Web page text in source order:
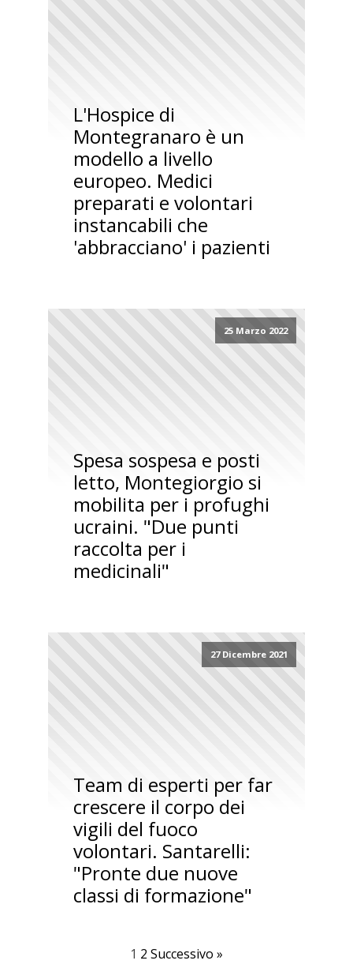
L'Hospice di
Montegranaro è un
modello a livello
europeo. Medici
preparati e volontari
instancabili che
'abbracciano' i pazienti
25 Marzo 2022
Spesa sospesa e posti
letto, Montegiorgio si
mobilita per i profughi
ucraini. "Due punti
raccolta per i
medicinali"
27 Dicembre 2021
Team di esperti per far
crescere il corpo dei
vigili del fuoco
volontari. Santarelli:
"Pronte due nuove
classi di formazione"
1 2 Successivo »